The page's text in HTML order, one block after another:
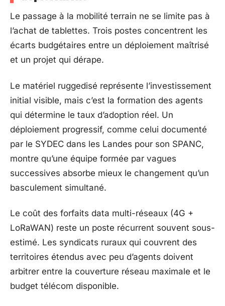
Le passage à la mobilité terrain ne se limite pas à
l’achat de tablettes. Trois postes concentrent les
écarts budgétaires entre un déploiement maîtrisé
et un projet qui dérape.
Le matériel ruggedisé représente l’investissement
initial visible, mais c’est la formation des agents
qui détermine le taux d’adoption réel. Un
déploiement progressif, comme celui documenté
par le SYDEC dans les Landes pour son SPANC,
montre qu’une équipe formée par vagues
successives absorbe mieux le changement qu’un
basculement simultané.
Le coût des forfaits data multi-réseaux (4G +
LoRaWAN) reste un poste récurrent souvent sous-
estimé. Les syndicats ruraux qui couvrent des
territoires étendus avec peu d’agents doivent
arbitrer entre la couverture réseau maximale et le
budget télécom disponible.